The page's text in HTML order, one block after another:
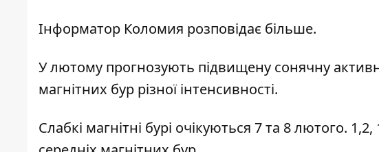
Інформатор Коломия розповідає більше.
У лютому прогнозують підвищену сонячну
магнітних бур різної інтенсивності.
Слабкі магнітні бурі очікуються 7 та 8 лютого.